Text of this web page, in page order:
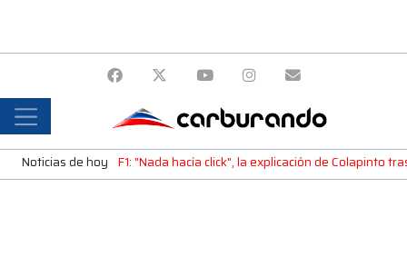
Noticias de hoy F1: "Nada hacía click", la explicación de Colapinto